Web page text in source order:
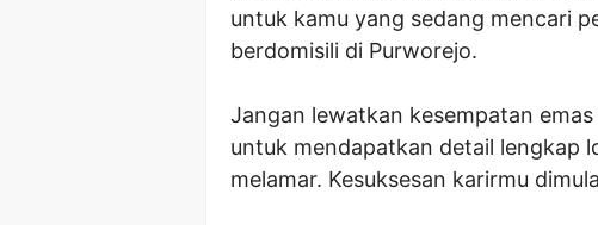
untuk kamu yang sedang mencari
berdomisili di Purworejo.
Jangan lewatkan kesempatan
untuk mendapatkan detail lengkap
melamar. Kesuksesan karirmu